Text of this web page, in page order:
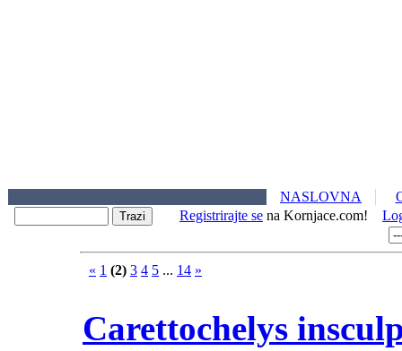
NASLOVNA
Registrirajte se na Kornjace.com!
« 1 (2) 3 4 5 ... 14 »
Carettochelys